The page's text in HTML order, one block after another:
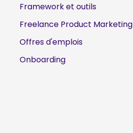
Framework et outils
Freelance Product Marketing
Offres d'emplois
Onboarding